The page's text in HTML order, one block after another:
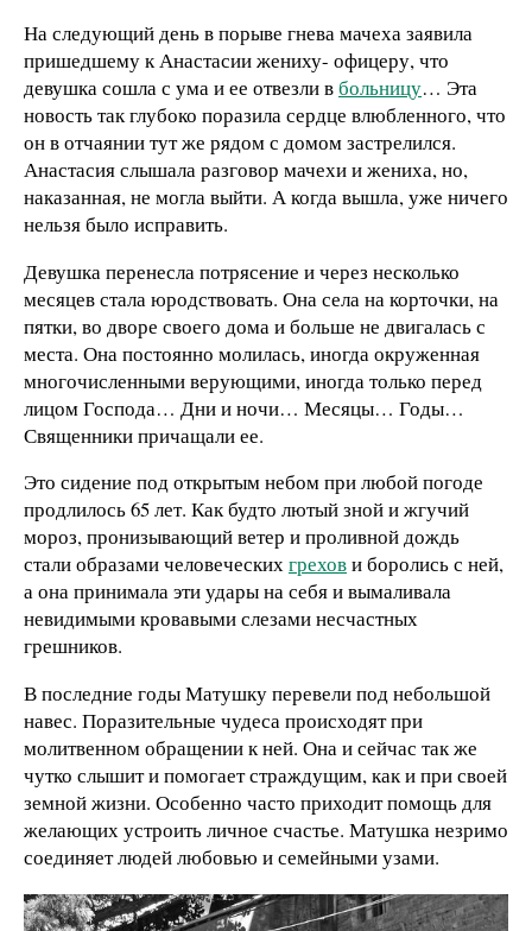
На следующий день в порыве гнева мачеха заявила
пришедшему к Анастасии жениху- офицеру, что
девушка сошла с ума и ее отвезли вбольницу… Эта
новость так глубоко поразила сердце влюбленного, что
он в отчаянии тут же рядом с домом застрелился.
Анастасия слышала разговор мачехи и жениха, но,
наказанная, не могла выйти. А когда вышла, уже ничего
нельзя было исправить.
Девушка перенесла потрясение и через несколько
месяцев стала юродствовать. Она села на корточки, на
пятки, во дворе своего дома и больше не двигалась с
места. Она постоянно молилась, иногда окруженная
многочисленными верующими, иногда только перед
лицом Господа… Дни и ночи… Месяцы… Годы…
Священники причащали ее.
Это сидение под открытым небом при любой погоде
продлилось 65 лет. Как будто лютый зной и жгучий
мороз, пронизывающий ветер и проливной дождь
стали образами человеческихгрехови боролись с ней,
а она принимала эти удары на себя и вымаливала
невидимыми кровавыми слезами несчастных
грешников.
В последние годы Матушку перевели под небольшой
навес. Поразительные чудеса происходят при
молитвенном обращении к ней. Она и сейчас так же
чутко слышит и помогает страждущим, как и при своей
земной жизни. Особенно часто приходит помощь для
желающих устроить личное счастье. Матушка незримо
соединяет людей любовью и семейными узами.